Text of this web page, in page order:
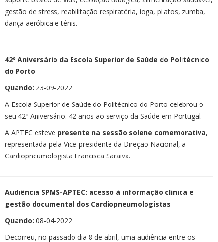
gestão de stress, reabilitação respiratória, ioga, pilatos, zumba,
dança aeróbica e ténis.
42º Aniversário da Escola Superior de Saúde do Politécnico
do Porto
Quando: 23-09-2022
A Escola Superior de Saúde do Politécnico do Porto celebrou o
seu 42º Aniversário. 42 anos ao serviço da Saúde em Portugal.
A APTEC esteve presente na sessão solene comemorativa,
representada pela Vice-presidente da Direção Nacional, a
Cardiopneumologista Francisca Saraiva.
Audiência SPMS-APTEC: acesso à informação clínica e
gestão documental dos Cardiopneumologistas
Quando: 08-04-2022
Decorreu, no passado dia 8 de abril, uma audiência entre os